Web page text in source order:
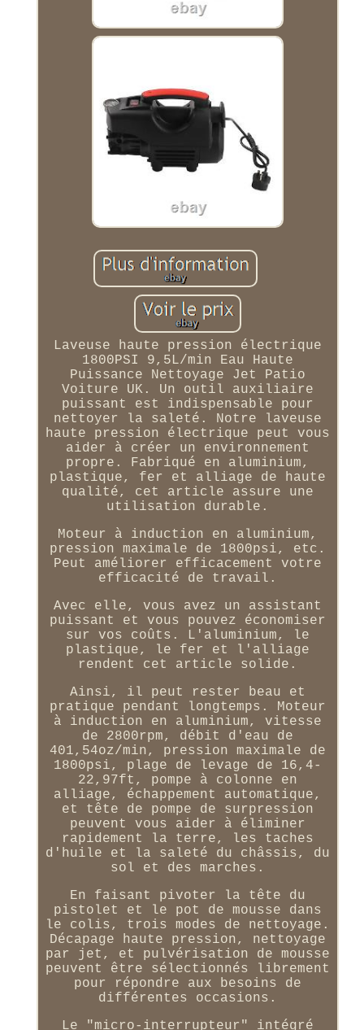
Laveuse haute pression électrique
1800PSI 9,5L/min Eau Haute
Puissance Nettoyage Jet Patio
Voiture UK. Un outil auxiliaire
puissant est indispensable pour
nettoyer la saleté. Notre laveuse
haute pression électrique peut vous
aider à créer un environnement
propre. Fabriqué en aluminium,
plastique, fer et alliage de haute
qualité, cet article assure une
utilisation durable.
Moteur à induction en aluminium,
pression maximale de 1800psi, etc.
Peut améliorer efficacement votre
efficacité de travail.
Avec elle, vous avez un assistant
puissant et vous pouvez économiser
sur vos coûts. L'aluminium, le
plastique, le fer et l'alliage
rendent cet article solide.
Ainsi, il peut rester beau et
pratique pendant longtemps. Moteur
à induction en aluminium, vitesse
de 2800rpm, débit d'eau de
401,54oz/min, pression maximale de
1800psi, plage de levage de 16,4-
22,97ft, pompe à colonne en
alliage, échappement automatique,
et tête de pompe de surpression
peuvent vous aider à éliminer
rapidement la terre, les taches
d'huile et la saleté du châssis, du
sol et des marches.
En faisant pivoter la tête du
pistolet et le pot de mousse dans
le colis, trois modes de nettoyage.
Décapage haute pression, nettoyage
par jet, et pulvérisation de mousse
peuvent être sélectionnés librement
pour répondre aux besoins de
différentes occasions.
Le "micro-interrupteur" intégré